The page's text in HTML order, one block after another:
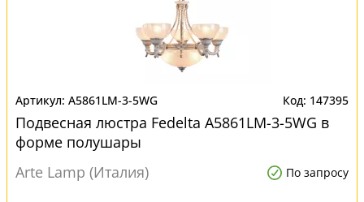
A5861LM-3-5WG 147395
Подвесная люстра Fedelta A5861LM-3-5WG в
форме полушары
Arte Lamp (Италия)
По запросу